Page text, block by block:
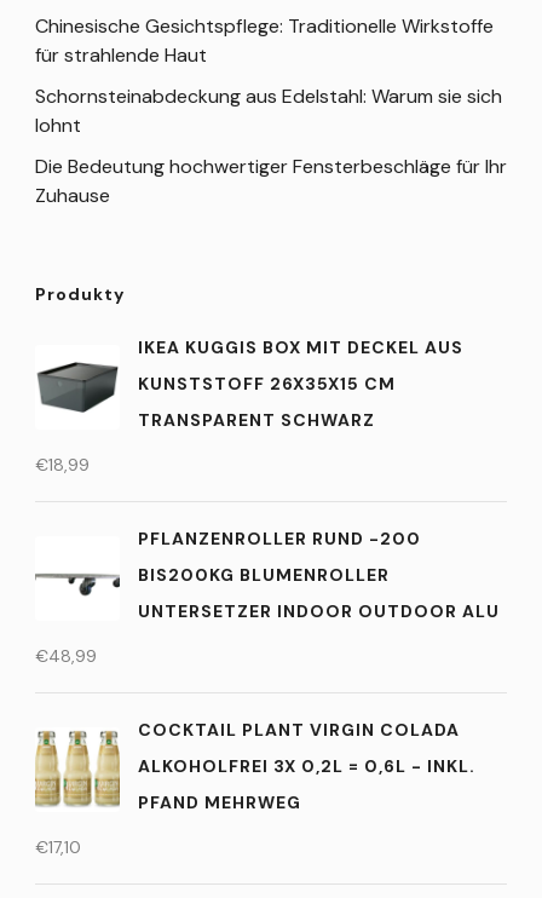
Chinesische Gesichtspflege: Traditionelle Wirkstoffe
für strahlende Haut
Schornsteinabdeckung aus Edelstahl: Warum sie sich
lohnt
Die Bedeutung hochwertiger Fensterbeschläge für Ihr
Zuhause
Produkty
IKEA KUGGIS BOX MIT DECKEL AUS
KUNSTSTOFF 26X35X15 CM
TRANSPARENT SCHWARZ
€18,99
PFLANZENROLLER RUND -200
BIS200KG BLUMENROLLER
UNTERSETZER INDOOR OUTDOOR ALU
€48,99
COCKTAIL PLANT VIRGIN COLADA
ALKOHOLFREI 3X 0,2L = 0,6L - INKL.
PFAND MEHRWEG
€17,10